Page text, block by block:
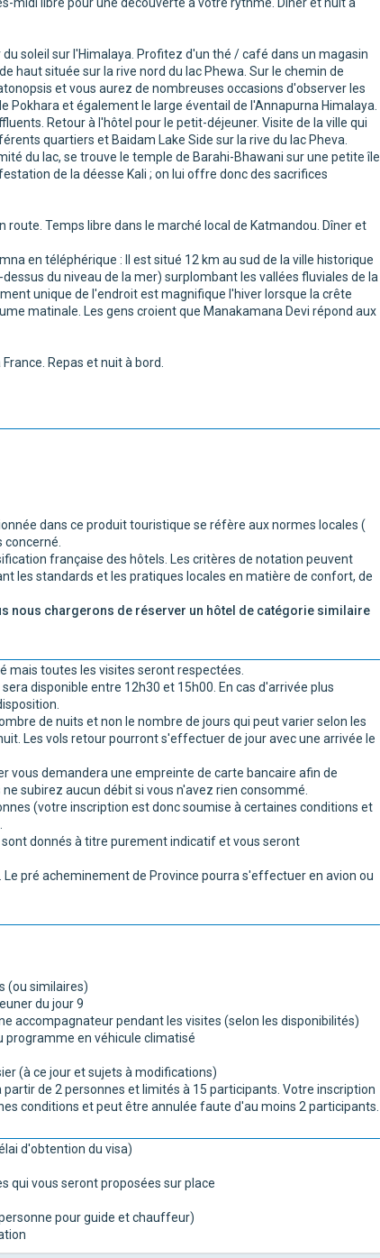
soleil sur l'Himalaya. Profitez d'un thé / café dans un magasin
haut située sur la rive nord du lac Phewa. Sur le chemin de
et vous aurez de nombreuses occasions d'observer les
Pokhara et également le large éventail de l'Annapurna Himalaya.
Retour à l'hôtel pour le petit-déjeuner. Visite de la ville qui
quartiers et Baidam Lake Side sur la rive du lac Pheva.
du lac, se trouve le temple de Barahi-Bhawani sur une petite île
de la déesse Kali ; on lui offre donc des sacrifices
route. Temps libre dans le marché local de Katmandou. Dîner et
en téléphérique : Il est situé 12 km au sud de la ville historique
du niveau de la mer) surplombant les vallées fluviales de la
unique de l'endroit est magnifique l'hiver lorsque la crête
matinale. Les gens croient que Manakamana Devi répond aux
Repas et nuit à bord.
dans ce produit touristique se réfère aux normes locales (
française des hôtels. Les critères de notation peuvent
les standards et les pratiques locales en matière de confort, de
nous chargerons de réserver un hôtel de catégorie similaire
mais toutes les visites seront respectées.
disponible entre 12h30 et 15h00. En cas d'arrivée plus
de nuits et non le nombre de jours qui peut varier selon les
Les vols retour pourront s'effectuer de jour avec une arrivée le
vous demandera une empreinte de carte bancaire afin de
subirez aucun débit si vous n'avez rien consommé.
(votre inscription est donc soumise à certaines conditions et
donnés à titre purement indicatif et vous seront
pré acheminement de Province pourra s'effectuer en avion ou
(ou similaires)
du jour 9
accompagnateur pendant les visites (selon les disponibilités)
programme en véhicule climatisé
(à ce jour et sujets à modifications)
de 2 personnes et limités à 15 participants. Votre inscription
conditions et peut être annulée faute d'au moins 2 participants.
d'obtention du visa)
qui vous seront proposées sur place
pour guide et chauffeur)